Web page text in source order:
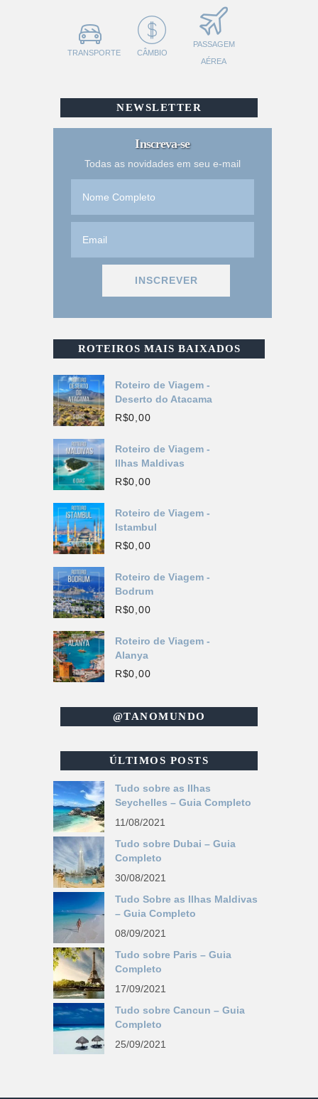
TRANSPORTE CÂMBIO
PASSAGEM
AÉREA
NEWSLETTER
Inscreva-se
Todas as novidades em seu e-mail
ROTEIROS MAIS BAIXADOS
Roteiro de Viagem -
Deserto do Atacama
R$0,00
Roteiro de Viagem -
Ilhas Maldivas
R$0,00
Roteiro de Viagem -
Istambul
R$0,00
Roteiro de Viagem -
Bodrum
R$0,00
Roteiro de Viagem -
Alanya
R$0,00
@TANOMUNDO
ÚLTIMOS POSTS
Tudo sobre as Ilhas
Seychelles – Guia Completo
11/08/2021
Tudo sobre Dubai – Guia
Completo
30/08/2021
Tudo Sobre as Ilhas Maldivas
– Guia Completo
08/09/2021
Tudo sobre Paris – Guia
Completo
17/09/2021
Tudo sobre Cancun – Guia
Completo
25/09/2021